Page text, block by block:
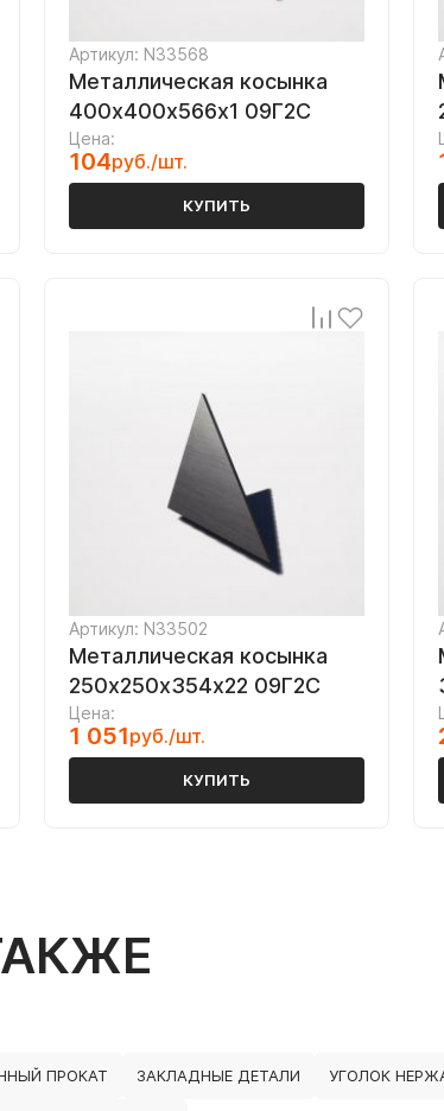
Артикул: N33568
Металлическая косынка
400х400х566х1 09Г2С
Цена:
104руб./шт.
КУПИТЬ
Артикул: N33502
Металлическая косынка
250х250х354х22 09Г2С
Цена:
1 051руб./шт.
КУПИТЬ
ПРОКАТ ЗАКЛАДНЫЕ ДЕТАЛИ УГОЛОК